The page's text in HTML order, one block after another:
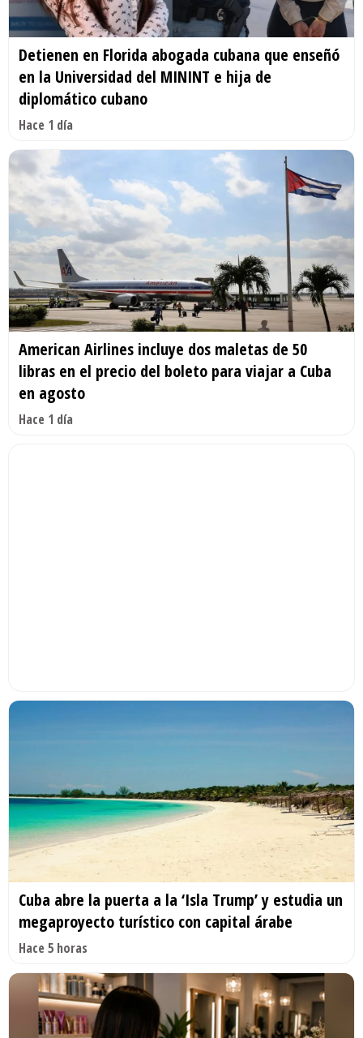
Detienen en Florida abogada cubana que enseñó
en la Universidad del MININT e hija de
diplomático cubano
Hace 1 día
American Airlines incluye dos maletas de 50
libras en el precio del boleto para viajar a Cuba
en agosto
Hace 1 día
Cuba abre la puerta a la ‘Isla Trump’ y estudia un
megaproyecto turístico con capital árabe
Hace 5 horas